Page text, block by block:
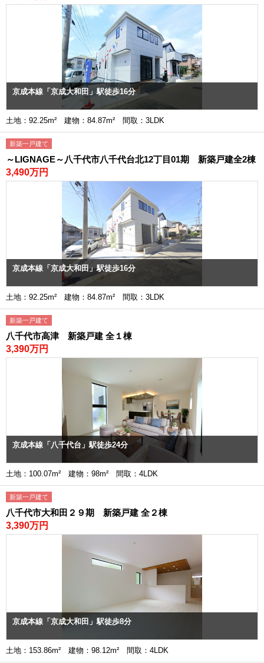
京成本線「京成大和田」駅徒歩16分
土地：92.25m² 建物：84.87m² 間取：3LDK
新築一戸建て
～LIGNAGE～八千代市八千代台北12丁目01期 新築戸建全2棟
3,490万円
京成本線「京成大和田」駅徒歩16分
土地：92.25m² 建物：84.87m² 間取：3LDK
新築一戸建て
八千代市高津 新築戸建 全１棟
3,390万円
京成本線「八千代台」駅徒歩24分
土地：100.07m² 建物：98m² 間取：4LDK
新築一戸建て
八千代市大和田２９期 新築戸建 全２棟
3,390万円
京成本線「京成大和田」駅徒歩8分
土地：153.86m² 建物：98.12m² 間取：4LDK